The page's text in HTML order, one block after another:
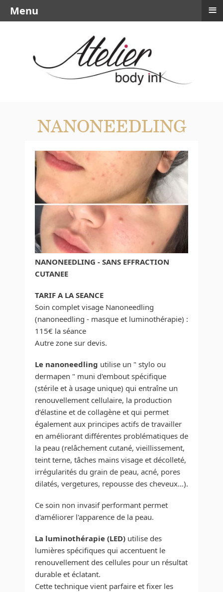
NANONEEDLING
NANONEEDLING - SANS EFFRACTION
CUTANEE
TARIF A LA SEANCE
Soin complet visage Nanoneedling
(nanoneedling - masque et luminothérapie) :
115€ la séance
Autre zone sur devis.
Le nanoneedling utilise un " stylo ou
dermapen " muni d'embout spécifique
(stérile et à usage unique) qui entraîne un
renouvellement cellulaire, la production
d’élastine et de collagène et qui permet
également aux principes actifs de travailler
en améliorant différentes problématiques de
la peau (relâchement cutané, vieillissement,
teint terne, tâches mains visage et décolleté,
irrégularités du grain de peau, acné, pores
dilatés, vergetures, repousse des cheveux...).
Ce soin non invasif performant permet
d'améliorer l'apparence de la peau.
La luminothérapie (LED) utilise des
lumières spécifiques qui accentuent le
renouvellement des cellules pour un résultat
durable et éclatant.
Cette technique vient parfaire et fixer les
Menu ≡